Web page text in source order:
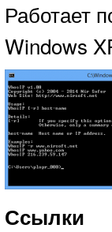
Работает
Windows
Ссылки